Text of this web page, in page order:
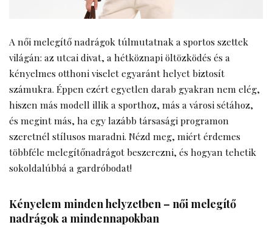
A női melegítő nadrágok túlmutatnak a sportos szettek
világán: az utcai divat, a hétköznapi öltözködés és a
kényelmes otthoni viselet egyaránt helyet biztosít
számukra. Éppen ezért egyetlen darab gyakran nem elég,
hiszen más modell illik a sporthoz, más a városi sétához,
és megint más, ha egy lazább társasági programon
szeretnél stílusos maradni. Nézd meg, miért érdemes
többféle melegítőnadrágot beszerezni, és hogyan tehetik
sokoldalúbbá a gardróbodat!
Kényelem minden helyzetben – női melegítő
nadrágok a mindennapokban